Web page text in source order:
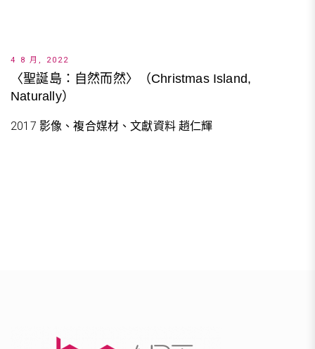
4 8 月, 2022
〈聖誕島：自然而然〉（Christmas Island,
Naturally）
2017 影像、複合媒材、文獻資料 趙仁輝